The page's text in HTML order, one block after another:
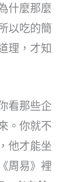
什麼那麼
以吃的簡
理，才知
看那些企
。你就不
他才能坐
周易》裡